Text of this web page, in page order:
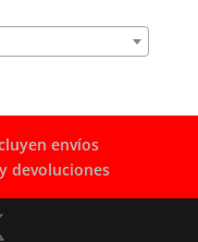
envíos
devoluciones